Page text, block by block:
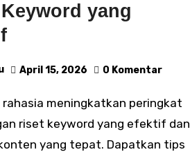
yang
April 15, 2026 0 Komentar
riset keyword yang efektif dan
yang tepat. Dapatkan tips